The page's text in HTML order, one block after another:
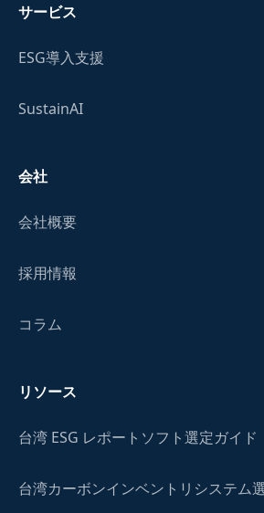
サービス
ESG導入支援
SustainAI
会社
会社概要
採用情報
コラム
リソース
台湾 ESG レポートソフト選定ガイド
台湾カーボンインベントリシステム